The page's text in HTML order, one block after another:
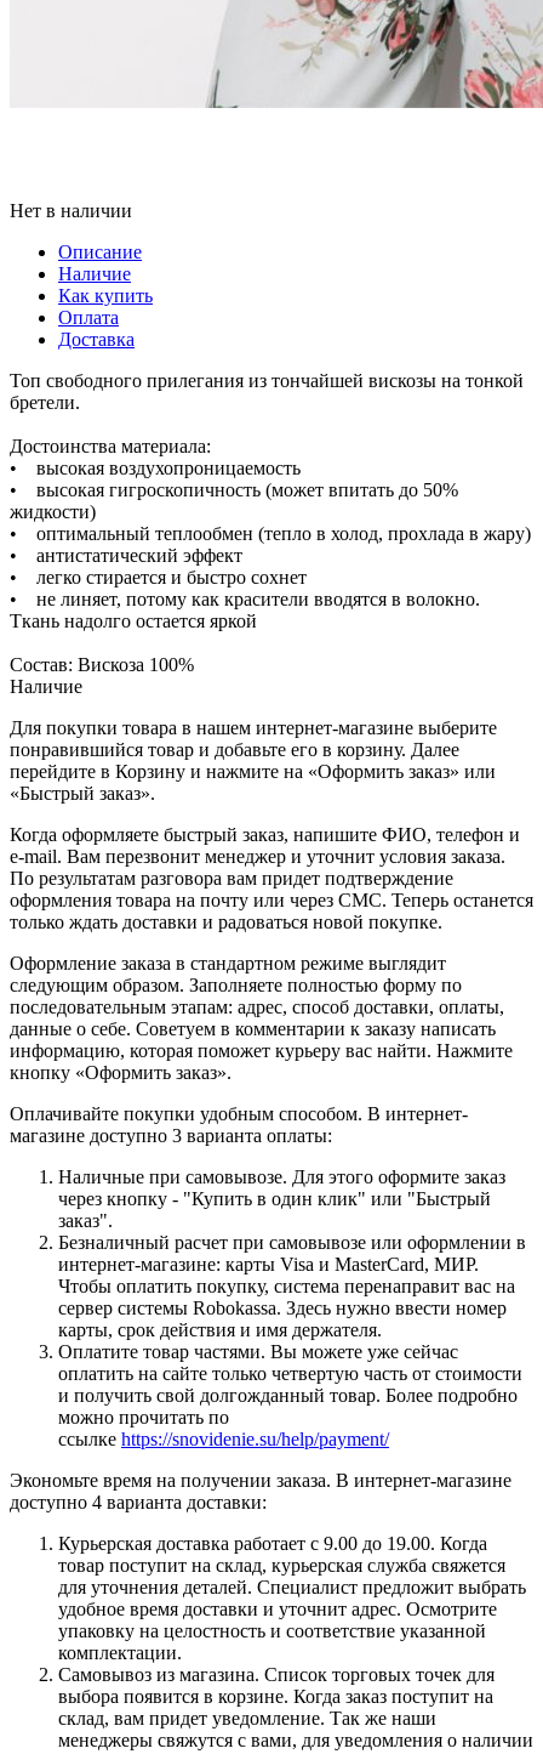
Нет в наличии
Описание
Наличие
Как купить
Оплата
Доставка
Топ свободного прилегания из тончайшей вискозы на тонкой
бретели.
Достоинства материала:
• высокая воздухопроницаемость
• высокая гигроскопичность (может впитать до 50%
жидкости)
• оптимальный теплообмен (тепло в холод, прохлада в жару)
• антистатический эффект
• легко стирается и быстро сохнет
• не линяет, потому как красители вводятся в волокно.
Ткань надолго остается яркой
Состав: Вискоза 100%
Наличие
Для покупки товара в нашем интернет-магазине выберите
понравившийся товар и добавьте его в корзину. Далее
перейдите в Корзину и нажмите на «Оформить заказ» или
«Быстрый заказ».
Когда оформляете быстрый заказ, напишите ФИО, телефон и
e-mail. Вам перезвонит менеджер и уточнит условия заказа.
По результатам разговора вам придет подтверждение
оформления товара на почту или через СМС. Теперь останется
только ждать доставки и радоваться новой покупке.
Оформление заказа в стандартном режиме выглядит
следующим образом. Заполняете полностью форму по
последовательным этапам: адрес, способ доставки, оплаты,
данные о себе. Советуем в комментарии к заказу написать
информацию, которая поможет курьеру вас найти. Нажмите
кнопку «Оформить заказ».
Оплачивайте покупки удобным способом. В интернет-
магазине доступно 3 варианта оплаты:
Наличные при самовывозе. Для этого оформите заказ
через кнопку - "Купить в один клик" или "Быстрый
заказ".
Безналичный расчет при самовывозе или оформлении в
интернет-магазине: карты Visa и MasterCard, МИР.
Чтобы оплатить покупку, система перенаправит вас на
сервер системы Robokassa. Здесь нужно ввести номер
карты, срок действия и имя держателя.
Оплатите товар частями. Вы можете уже сейчас
оплатить на сайте только четвертую часть от стоимости
и получить свой долгожданный товар. Более подробно
можно прочитать по
ссылке https://snovidenie.su/help/payment/
Экономьте время на получении заказа. В интернет-магазине
доступно 4 варианта доставки:
Курьерская доставка работает с 9.00 до 19.00. Когда
товар поступит на склад, курьерская служба свяжется
для уточнения деталей. Специалист предложит выбрать
удобное время доставки и уточнит адрес. Осмотрите
упаковку на целостность и соответствие указанной
комплектации.
Самовывоз из магазина. Список торговых точек для
выбора появится в корзине. Когда заказ поступит на
склад, вам придет уведомление. Так же наши
менеджеры свяжутся с вами, для уведомления о наличии